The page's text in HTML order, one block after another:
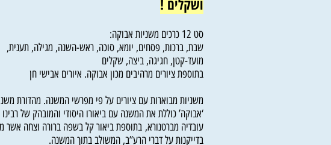
ושקלים !
שבת, ברכות, פסחים, יומא, סוכה, ראש-השנה, מגילה, תענית,
מועד-קטן, חגיגה, ביצה, שקלים
משניות מבוארות עם ציורים על פי מפרשי המשנה. מהדורת משניות
‘אבוקה’ כוללת את המשנה עם ביאורו היסודי והמובהק של רבינו
עובדיה מברטנורא, בתוספת ביאור קל בשפה ברורה וצחה אשר מיוסד